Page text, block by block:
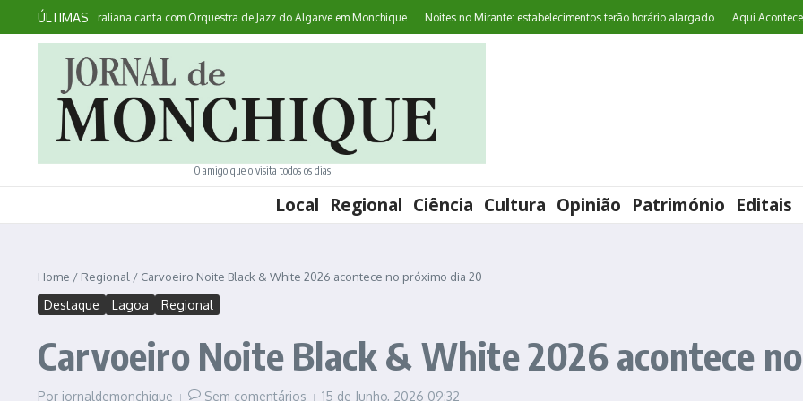
Ir para o conteúdo
ÚLTIMAS
australiana canta com Orquestra de Jazz do Algarve em Monchique Noites no Mirante: estabelecimentos terão horário alargado Aqui Acontece:
O amigo que o visita todos os dias
Local Regional Ciência Cultura Opinião Património Editais
Home / Regional / Carvoeiro Noite Black & White 2026 acontece no próximo dia 20
Destaque Lagoa Regional
Carvoeiro Noite Black & White 2026 acontece
Por jornaldemonchique Sem comentários 15 de Junho, 2026 09:32